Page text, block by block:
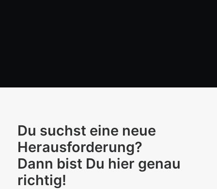
Du suchst eine neue
Herausforderung?
Dann bist Du hier genau
richtig!